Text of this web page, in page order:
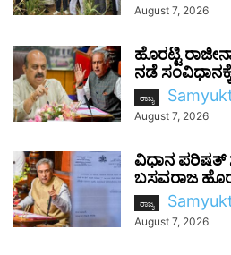
August 7, 2026
ಹೊರಟ್ಟಿ
ನಡೆ
ರಾಜ್ಯ
August 7, 2026
ವಿಧಾನ ಪರಿಷತ್
ಬಸವರಾಜ
ರಾಜ್ಯ
August 7, 2026